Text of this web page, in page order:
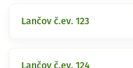
Lančov č.ev. 123
Lančov č.ev. 124